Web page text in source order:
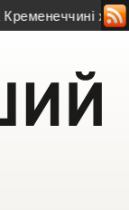
хочуть